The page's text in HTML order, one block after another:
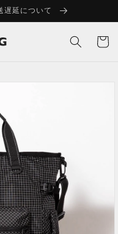
遅延について
ー